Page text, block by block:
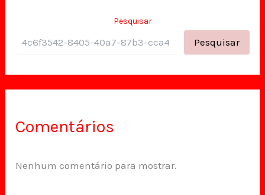
Pesquisar
Pesquisar
Comentários
Nenhum comentário para mostrar.